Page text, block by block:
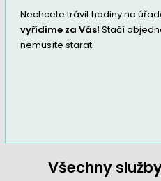
Nechcete trávit hodiny na
vyřídíme za Vás! Stačí
nemusíte starat.
Všechny